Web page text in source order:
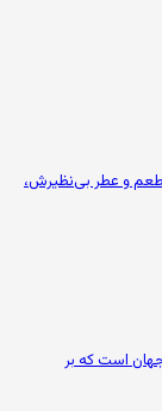
طعم و عطر بی‌نظیرش،
جهان است که بر